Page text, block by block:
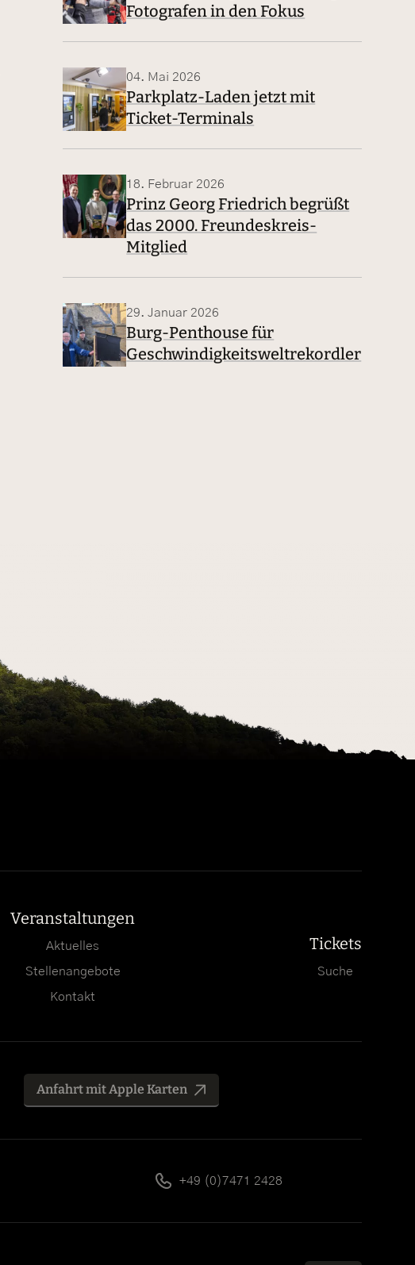
Fotografen in den Fokus
04. Mai 2026
Parkplatz-Laden jetzt mit
Ticket-Terminals
18. Februar 2026
Prinz Georg Friedrich begrüßt
das 2000. Freundeskreis-
Mitglied
29. Januar 2026
Burg-Penthouse für
Geschwindigkeitsweltrekordler
Veranstaltungen
Aktuelles
Stellenangebote
Kontakt
Tickets
Suche
Anfahrt mit Apple Karten
+49 (0)7471 2428